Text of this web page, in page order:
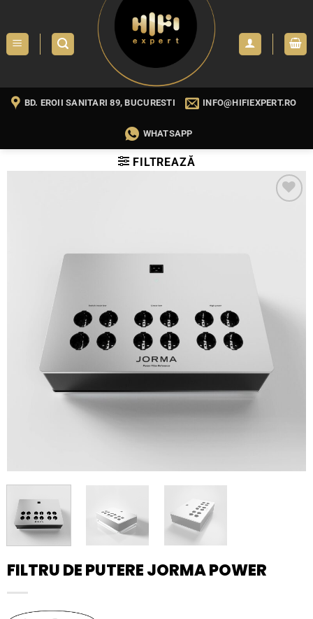
content
BD. EROII SANITARI 89, BUCURESTI INFO@HIFIEXPERT.RO
WHATSAPP
FILTREAZĂ
FILTRU DE PUTERE JORMA POWER